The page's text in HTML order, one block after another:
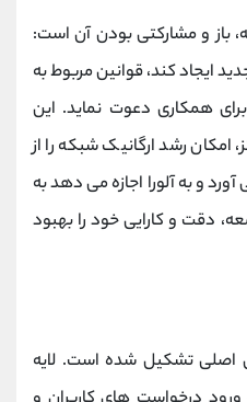
باز و مشارکتی بودن آن است:
ایجاد کند، قوانین مربوط به
همکاری دعوت نماید. این
امکان رشد ارگانیک شبکه را از
و به آلورا اجازه می‌ دهد به‌
دقت و کارایی خود را بهبود
اصلی تشکیل شده است. لایه